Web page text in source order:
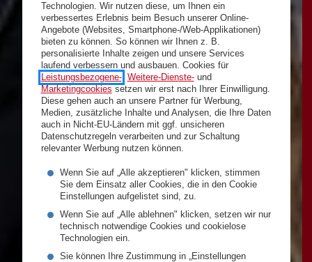
Technologien. Wir nutzen diese, um Ihnen ein
verbessertes Erlebnis beim Besuch unserer Online-
Angebote (Websites, Smartphone-/Web-Applikationen)
bieten zu können. So können wir Ihnen z. B.
personalisierte Inhalte zeigen und unsere Services
laufend verbessern und ausbauen. Cookies für
Leistungsbezogene-, Weitere-Dienste-und
Marketingcookies setzen wir erst nach Ihrer Einwilligung.
Diese gehen auch an unsere Partner für Werbung,
Medien, zusätzliche Inhalte und Analysen, die Ihre Daten
auch in Nicht-EU-Ländern mit ggf. unsicheren
Datenschutzregeln verarbeiten und zur Schaltung
relevanter Werbung nutzen können.
Wenn Sie auf „Alle akzeptieren" klicken, stimmen
Sie dem Einsatz aller Cookies, die in den Cookie
Einstellungen aufgelistet sind, zu.
Wenn Sie auf „Alle ablehnen" klicken, setzen wir nur
technisch notwendige Cookies und cookielose
Technologien ein.
Sie können Ihre Zustimmung in „Einstellungen